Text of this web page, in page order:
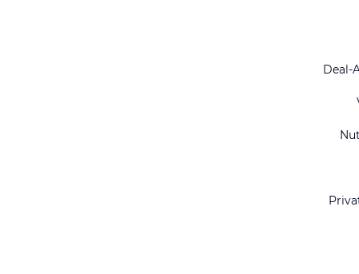
Deal-